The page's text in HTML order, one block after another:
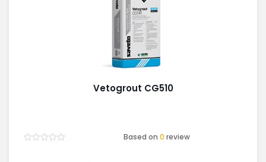
Vetogrout CG510
Based on0 review